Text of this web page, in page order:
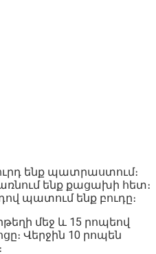
ենք պատրաստում։
ենք քացախի հետ։
պատում ենք բուդը։
մեջ և 15 րոպեով
Վերջին 10 րոպեն